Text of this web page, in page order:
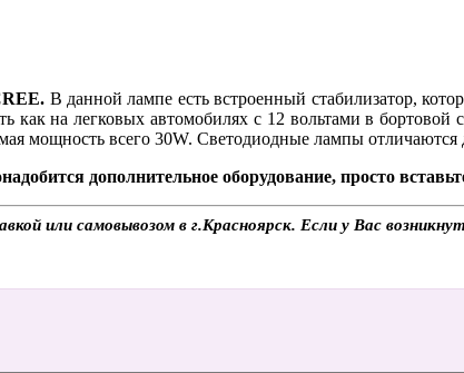
В данной лампе есть встроенный стабилизатор,
как на легковых автомобилях с 12 вольтами в
мощность всего 30W. Светодиодные лампы
дополнительное оборудование, просто
или самовывозом в г.Красноярск. Если у Вас